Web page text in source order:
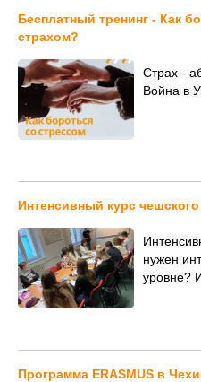
Бесплатный тренинг - Как
страхом?
Страх -
Война в
Интенсивный курс
нужен
уровне?
Программа ERASMUS в